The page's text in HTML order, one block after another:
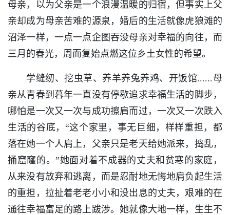
母亲，以为父亲是一个浪漫温暖的归宿，但事实上父
亲却成为母亲苦难的源泉，婚后的生活就像虎狼滩的
沼泽一样，一点一点企图吞没母亲对幸福的向往，而
三月的春光，周而复始点燃这位乡土女性的希望。
学缝纫、挖虫草、养羊养兔养鸡、开饭馆......母
亲从青春到暮年一直没有停歇追求幸福生活的脚步，
哪怕是一次又一次与成功擦肩而过，一次又一次跌入
生活的谷底，“这个家里，事无巨细，样样重担，都
落在她一个人肩上，父亲只是老天给她派来，捣乱，
捅窟窿的。”她面对着不成器的丈夫和贫寒的家庭，
从来没有放弃和逃离，而是忍耐地无悔地肩负起生活
的重担，拉扯着老老小小和没出息的丈夫，艰难的在
通往幸福富足的路上跋涉。她就像大地一样，生生不